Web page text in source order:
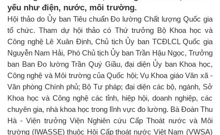
yếu như điện, nước, môi trường.
Hội thảo do Ủy ban Tiêu chuẩn Đo lường Chất lượng Quốc gia
tổ chức. Tham dự hội thảo có Thứ trưởng Bộ Khoa học và
Công nghệ Lê Xuân Định, Chủ tịch Ủy ban TCĐLCL Quốc gia
Nguyễn Nam Hải, Phó Chủ tịch Ủy ban Trần Hậu Ngọc, Trưởng
ban Ban Đo lường Trần Quý Giầu, đại diện Ủy ban Khoa học,
Công nghệ và Môi trường của Quốc hội; Vụ Khoa giáo Văn xã -
Văn phòng Chính phủ; Bộ Tư pháp; đại diện các bộ, ngành, Sở
Khoa học và Công nghệ các tỉnh, hiệp hội, doanh nghiệp, các
chuyên gia, nhà khoa học trong lĩnh vực đo lường. Bà Đoàn Thu
Hà - Viện trưởng Viện Nghiên cứu Cấp Thoát nước và Môi
trường (IWASSE) thuộc Hội Cấp thoát nước Việt Nam (VWSA)